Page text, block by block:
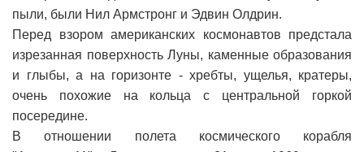
пыли, были Нил Армстронг и Эдвин Олдрин.
Перед взором американских космонавтов предстала
изрезанная поверхность Луны, каменные образования
и глыбы, а на горизонте - хребты, ущелья, кратеры,
очень похожие на кольца с центральной горкой
посередине.
В отношении полета космического корабля